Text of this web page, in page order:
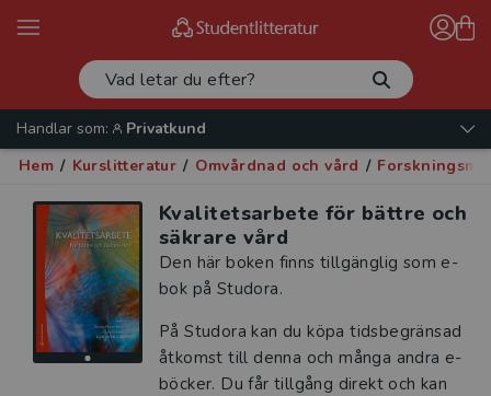
Handlar som:
Privatkund
Hem / Kurslitteratur / Omvårdnad och vård /
Kvalitetsarbete för bättre och
säkrare vård
Den här boken finns tillgänglig som e-
bok på Studora.
På Studora kan du köpa tidsbegränsad
åtkomst till denna och många andra e-
böcker. Du får tillgång direkt och kan